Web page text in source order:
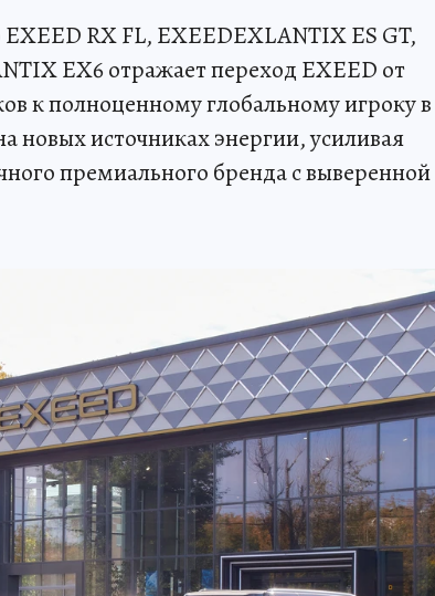
RX FL, EXEEDEXLANTIX ES GT,
EX6 отражает переход EXEED от
к полноценному глобальному игроку в
новых источниках энергии, усиливая
премиального бренда с выверенной